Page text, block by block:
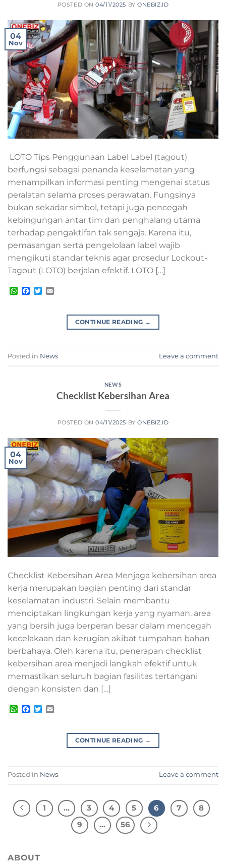
POSTED ON04/11/2025 BYONEBIZ.ID
04
Nov
LOTO Tips Penggunaan Label Label (tagout)
berfungsi sebagai penanda keselamatan yang
menampilkan informasi penting mengenai status
peralatan selama proses perawatan. Fungsinya
bukan sekadar simbol, tetapi juga pencegah
kebingungan antar tim dan penghalang utama
terhadap pengaktifan tak sengaja. Karena itu,
pemasangan serta pengelolaan label wajib
mengikuti standar teknis agar prosedur Lockout-
Tagout (LOTO) berjalan efektif. LOTO […]
WhatsApp
Facebook
Twitter
CONTINUE READING →
Posted in News Leave a comment
NEWS
Checklist Kebersihan Area
POSTED ON04/11/2025 BYONEBIZ.ID
04
Nov
Checklist Kebersihan Area Menjaga kebersihan area
kerja merupakan bagian penting dari standar
keselamatan industri. Selain membantu
menciptakan lingkungan kerja yang nyaman, area
yang bersih juga berperan besar dalam mencegah
kecelakaan dan kerugian akibat tumpahan bahan
berbahaya. Oleh karena itu, penerapan checklist
kebersihan area menjadi langkah efektif untuk
memastikan seluruh bagian fasilitas tertangani
dengan konsisten dan […]
WhatsApp
Facebook
Twitter
CONTINUE READING →
Posted in News Leave a comment
1 … 3 4 5 6 7
8
9
… 56
ABOUT